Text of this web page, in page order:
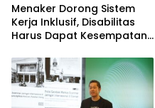
Menaker Dorong Sistem
Kerja Inklusif, Disabilitas
Harus Dapat Kesempatan